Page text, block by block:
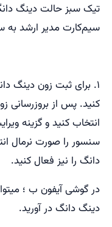
تیک سبز حالت دینگ
سیم‌کارت مدیر ارشد به
۱. برای ثبت زون دینگ
کنید. پس از بروزرسانی
انتخاب کنید و گزینه
سنسور را صورت نرمال
دانگ را نیز فعال کنید.
در گوشی آیفون ب ؛
دینگ دانگ در آورید.